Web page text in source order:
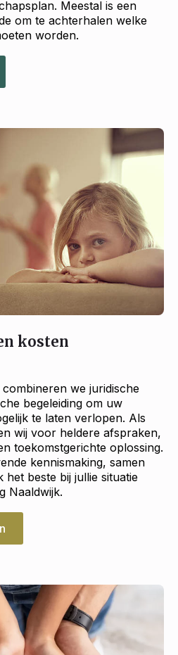
Meestal is een
om te achterhalen welke
worden.
kosten
we juridische
begeleiding om uw
te laten verlopen. Als
wij voor heldere afspraken,
toekomstgerichte oplossing.
kennismaking, samen
het beste bij jullie situatie
Naaldwijk.